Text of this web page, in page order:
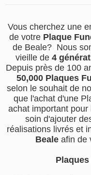
Vous cherchez une
de votre Plaque
de Beale? Nous
vieille de 4
Depuis près de 100
50,000 Plaques
selon le souhait de
que l'achat d'une
achat important
soin d'ajouter
réalisations livrés et
Bealeafin de